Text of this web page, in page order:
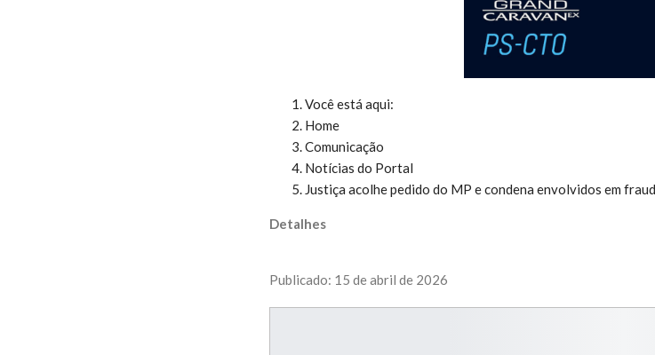
Você está aqui:
Home
Comunicação
Notícias do Portal
Justiça acolhe pedido do MP e condena envolvidos em
Detalhes
Publicado: 15 de abril de 2026